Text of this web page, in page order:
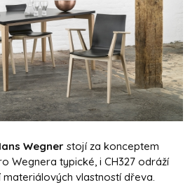
Wegner stojí za konceptem
Wegnera typické, i CH327 odráží
vlastností dřeva.